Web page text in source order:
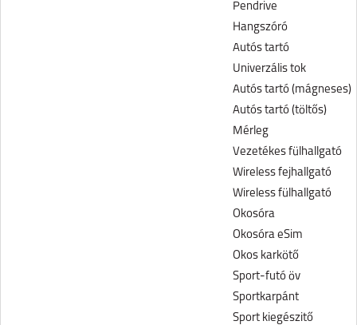
Pendrive
Hangszóró
Autós tartó
Univerzális tok
Autós tartó (mágneses)
Autós tartó (töltős)
Mérleg
Vezetékes fülhallgató
Wireless fejhallgató
Wireless fülhallgató
Okosóra
Okosóra eSim
Okos karkötő
Sport-futó öv
Sportkarpánt
Sport kiegészitő